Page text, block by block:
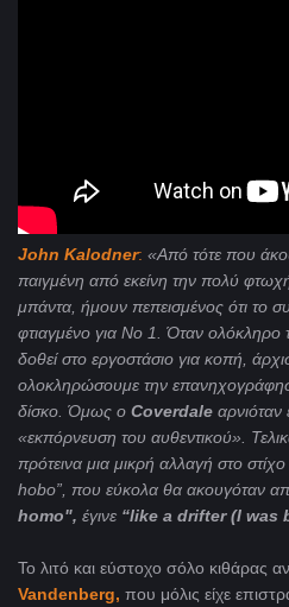
John Kalodner: «Από τότε που
παιγμένη από εκείνη την πολύ
μπάντα, ήμουν πεπεισμένος ότι το
φτιαγμένο για Νο 1. Όταν ολόκληρο
δοθεί στο εργοστάσιο για κοπή,
ολοκληρώσουμε την
δίσκο. Όμως ο Coverdale αρνιόταν
«εκπόρνευση του αυθεντικού».
πρότεινα μια μικρή αλλαγή στο
hobo”, που εύκολα θα ακουγόταν
homo", έγινε “like a drifter (I was
To λιτό και εύστοχο σόλο κιθάρας
Vandenberg, που μόλις είχε